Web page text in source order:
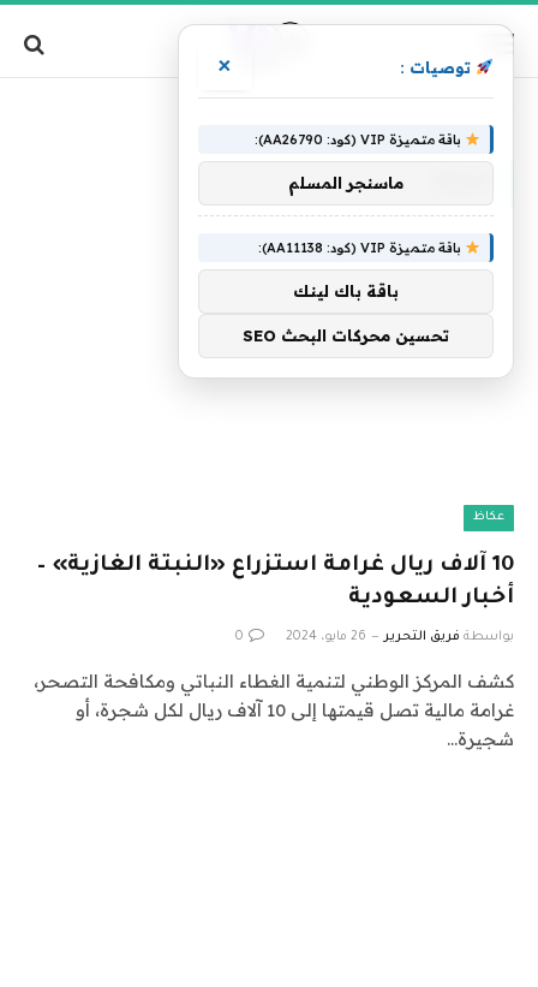
عكاظ
10 آلاف ريال غرامة استزراع «النبتة الغازية» –
أخبار السعودية
بواسطة فريق التحرير 26 مايو، 2024 0
كشف المركز الوطني لتنمية الغطاء النباتي ومكافحة التصحر،
غرامة مالية تصل قيمتها إلى 10 آلاف ريال لكل شجرة، أو
شجيرة…
توصيات : ×
باقة متميزة VIP (كود: AA26790):
ماسنجر المسلم
باقة متميزة VIP (كود: AA11138):
باقة باك لينك
تحسين محركات البحث SEO